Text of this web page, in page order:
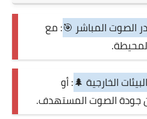
الصوت المباشر 🎯: مع
الخارجية 🌲: أو
جودة الصوت المستهدف.